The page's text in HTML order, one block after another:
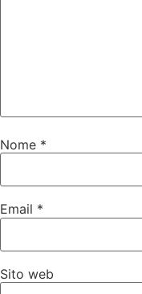
Nome *
Email *
Sito web